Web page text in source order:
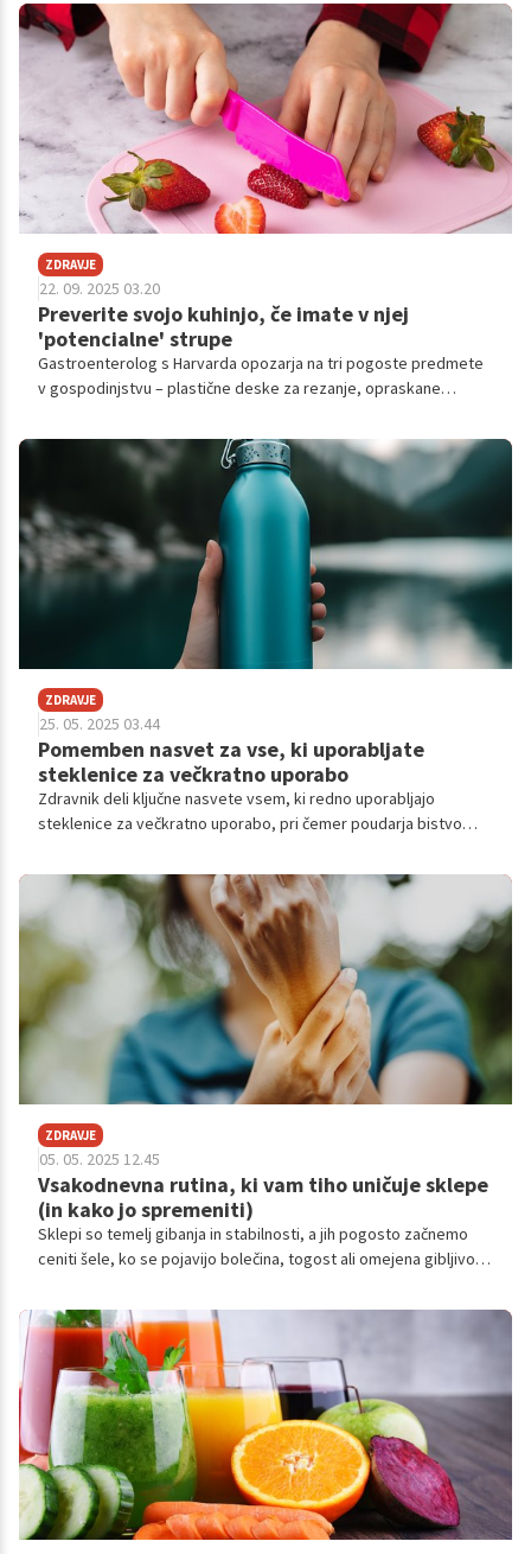
pomočjo druženja, glasbe in pozitivnega pristopa, bolezen
lahko postane priložnost za prijateljstvo, pogum in novo
spoznanje. Vabljeni k branju.
ZDRAVJE
22. 09. 2025 03.20
Preverite svojo kuhinjo, če imate v njej
'potencialne' strupe
Gastroenterolog s Harvarda opozarja na tri pogoste predmete
v gospodinjstvu – plastične deske za rezanje, opraskane
našemu zdravju zaradi sproščanja toksičnih snovi, kot so
mikroplastika in "večne kemikalije".
ZDRAVJE
25. 05. 2025 03.44
Pomemben nasvet za vse, ki uporabljate
steklenice za večkratno uporabo
Zdravnik deli ključne nasvete vsem, ki redno uporabljajo
steklenice za večkratno uporabo, pri čemer poudarja bistvo
ZDRAVJE
05. 05. 2025 12.45
Vsakodnevna rutina, ki vam tiho uničuje sklepe
(in kako jo spremeniti)
Sklepi so temelj gibanja in stabilnosti, a jih pogosto začnemo
ceniti šele, ko se pojavijo bolečina, togost ali omejena gibljivost.
– ne da bi se zavedali, kako resno vplivajo na zdravje naših
sklepov.